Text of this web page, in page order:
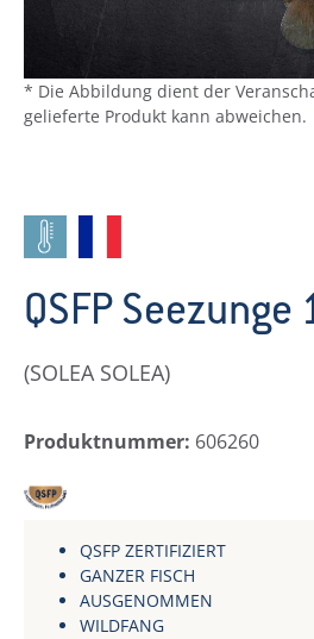
* Die Abbildung dient der
gelieferte Produkt kann abweichen.
QSFP Seezunge
(SOLEA SOLEA)
Produktnummer: 606260
QSFP ZERTIFIZIERT
GANZER FISCH
AUSGENOMMEN
WILDFANG